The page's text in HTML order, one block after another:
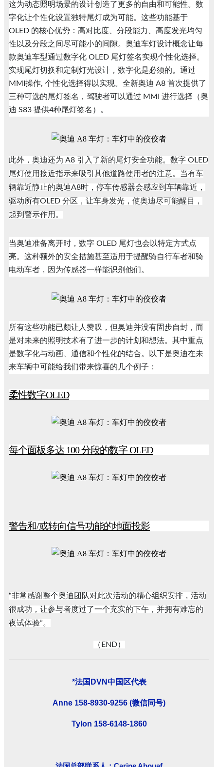
这为动态照明场景的设计创造了更多的自由和可能性。数
字化让个性化设置独特尾灯成为可能。这些功能基于
OLED 的核心优势：高对比度、分段能力、高度发光均匀
性以及分段之间尽可能小的间隙。奥迪车灯设计概念让每
款奥迪车型通过数字化 OLED 尾灯签名实现个性化选择。
实现尾灯切换和定制灯光设计，数字化是必须的。通过
MMI操作, 个性化选择得以实现。全新奥迪 A8 首次提供了
三种可选的尾灯签名，驾驶者可以通过 MMI 进行选择（奥
迪 S83 提供4种尾灯签名）。
此外，奥迪还为 A8 引入了新的尾灯安全功能。数字 OLED
尾灯使用接近指示来吸引其他道路使用者的注意。当有车
辆靠近静止的奥迪A8时，停车传感器会感应到车辆靠近，
驱动所有OLED 分区，让车身发光，使奥迪尽可能醒目，
起到警示作用。
当奥迪准备离开时，数字 OLED 尾灯也会以特定方式点
亮。这种额外的安全措施甚至适用于提醒骑自行车者和骑
电动车者，因为传感器一样能识别他们。
所有这些功能已颇让人赞叹，但奥迪并没有固步自封，而
是对未来的照明技术有了进一步的计划和想法。其中重点
是数字化与动画、通信和个性化的结合。以下是奥迪在未
来车辆中可能给我们带来惊喜的几个例子：
柔性数字OLED
每个面板多达 100 分段的数字 OLED
警告和/或转向信号功能的地面投影
“非常感谢整个奥迪团队对此次活动的精心组织安排，活动
很成功，让参与者度过了一个充实的下午，并拥有难忘的
夜试体验”。
（END）
*法国DVN中国区代表
Anne 158-8930-9256 (微信同号)
Tylon 158-6148-1860